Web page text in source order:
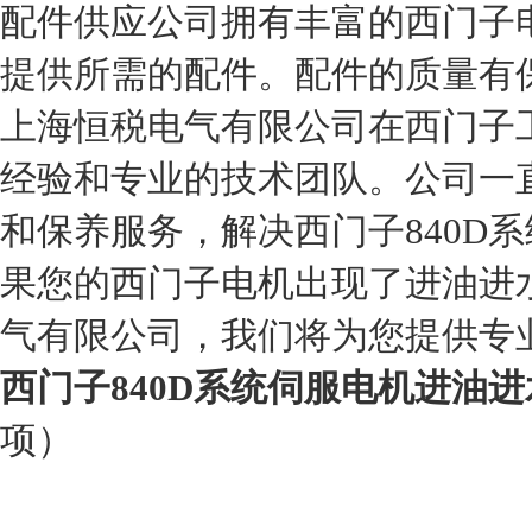
配件供应公司拥有丰富的西门子
提供所需的配件。配件的质量
上海恒税电气有限公司在西门
经验和专业的技术团队。公司
和保养服务，解决西门子840D
果您的西门子电机出现了进油
气有限公司，我们将为您提供专
西门子840D系统伺服电机进油
项）